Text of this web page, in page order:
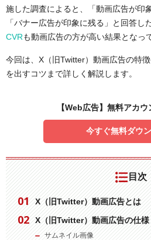
施した調査によると、「動画広告が印
「バナー広告が印象に残る」と回答し
CVRも動画広告の方が高い結果となっ
今回は、X（旧Twitter）動画広告の特
を出すコツまで詳しく解説します。
【Web広告】無料アカ
今すぐ無料ダウ
目次
X（旧Twitter）動画広告とは
X（旧Twitter）動画広告の仕様
サムネイル画像